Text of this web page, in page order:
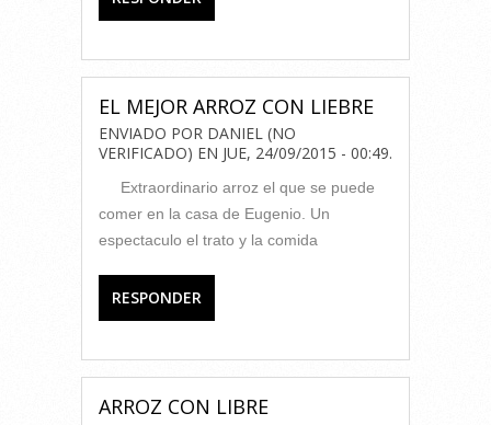
EL MEJOR ARROZ CON LIEBRE
ENVIADO POR DANIEL (NO
VERIFICADO) EN JUE, 24/09/2015 - 00:49.
Extraordinario arroz el que se puede
comer en la casa de Eugenio. Un
espectaculo el trato y la comida
RESPONDER
ARROZ CON LIBRE